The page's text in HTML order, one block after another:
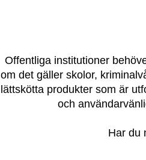
Offentliga institutioner
om det gäller skolor,
lättskötta produkter som är
och
Har du